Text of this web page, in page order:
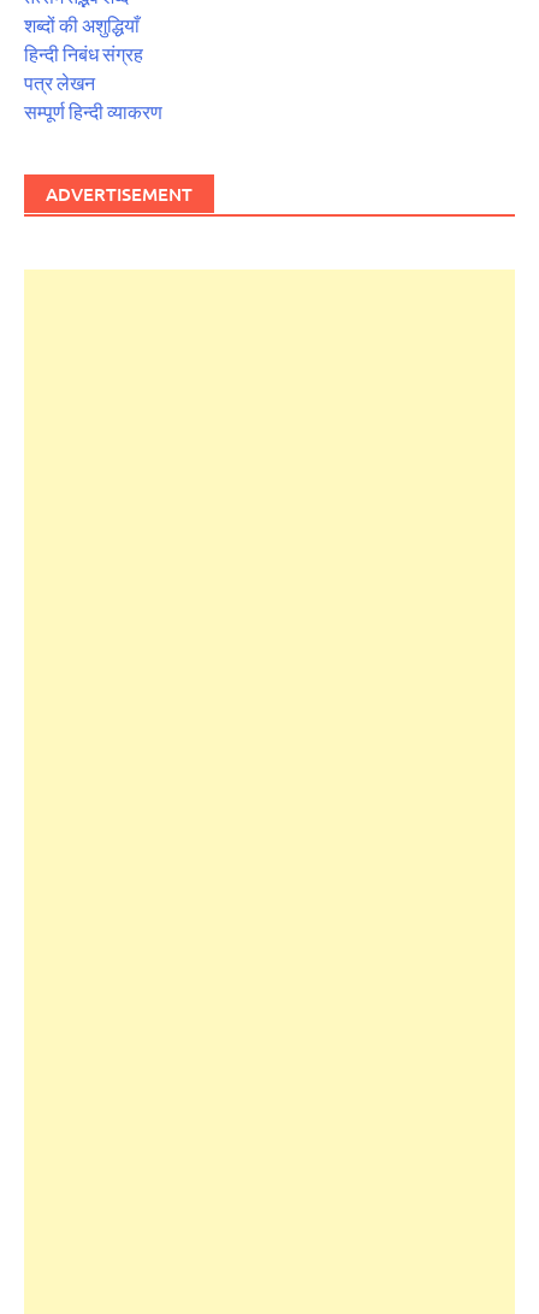
शब्दों की अशुद्धियाँ
हिन्दी निबंध संग्रह
पत्र लेखन
सम्पूर्ण हिन्दी व्याकरण
ADVERTISEMENT